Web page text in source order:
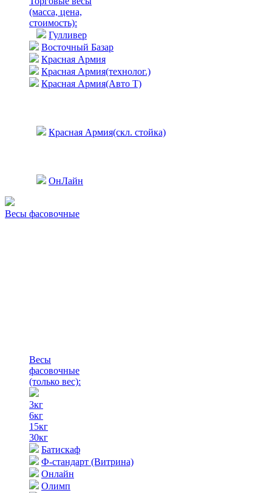
(масса, цена,
стоимость):
Гулливер
Восточный Базар
Красная Армия
Красная Армия(технолог.)
Красная Армия(Авто Т)
Красная Армия(скл. стойка)
ОнЛайн
Весы фасовочные
Весы
фасовочные
(только вес):
3кг
6кг
15кг
30кг
Батискаф
Ф-стандарт (Витрина)
Онлайн
Олимп